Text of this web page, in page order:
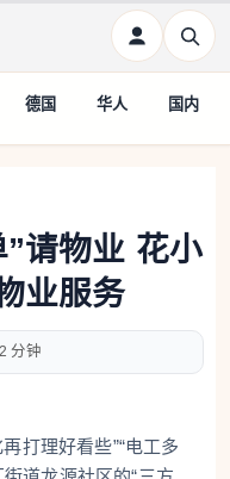
德国 华人 国内
请物业 花小
业服务
分钟
打理好看些”“电工多